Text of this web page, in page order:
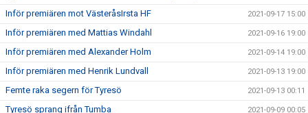
Inför premiären mot VästeråsIrsta HF 2021-09-17 15:00
Inför premiären med Mattias Windahl 2021-09-16 19:00
Inför premiären med Alexander Holm 2021-09-14 19:00
Inför premiären med Henrik Lundvall 2021-09-13 19:00
Femte raka segern för Tyresö 2021-09-13 00:11
Tyresö sprang ifrån Tumba 2021-09-09 00:05